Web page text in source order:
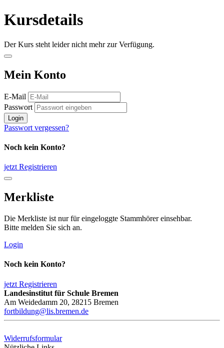
Kursdetails
Der Kurs steht leider nicht mehr zur Verfügung.
Mein Konto
E-Mail
Passwort
Login
Passwort vergessen?
Noch kein Konto?
jetzt Registrieren
Merkliste
Die Merkliste ist nur für eingeloggte Stammhörer einsehbar.
Bitte melden Sie sich an.
Login
Noch kein Konto?
jetzt Registrieren
Landesinstitut für Schule Bremen
Am Weidedamm 20, 28215 Bremen
fortbildung@lis.bremen.de
Widerrufsformular